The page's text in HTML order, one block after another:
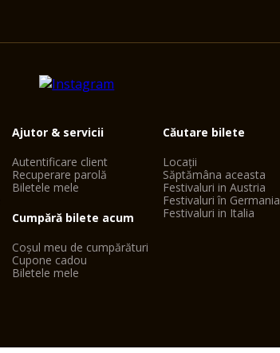
Ajutor & servicii
Autentificare client
Recuperare parolă
Biletele mele
Cumpără bilete acum
Coșul meu de cumpărături
Cupone cadou
Biletele mele
Căutare bilete
Locații
Săptămâna aceasta
Festivaluri in Austria
Festivaluri în Germania
Festivaluri in Italia